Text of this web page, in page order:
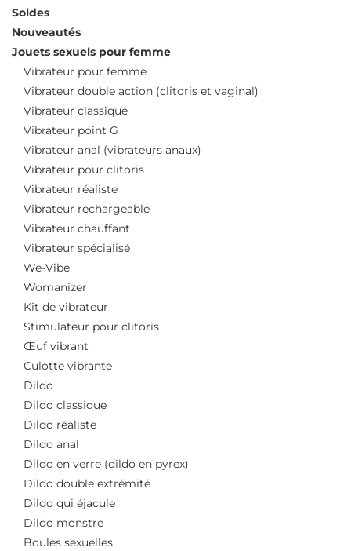
Soldes
Nouveautés
Jouets sexuels pour femme
Vibrateur pour femme
Vibrateur double action (clitoris et vaginal)
Vibrateur classique
Vibrateur point G
Vibrateur anal (vibrateurs anaux)
Vibrateur pour clitoris
Vibrateur réaliste
Vibrateur rechargeable
Vibrateur chauffant
Vibrateur spécialisé
We-Vibe
Womanizer
Kit de vibrateur
Stimulateur pour clitoris
Œuf vibrant
Culotte vibrante
Dildo
Dildo classique
Dildo réaliste
Dildo anal
Dildo en verre (dildo en pyrex)
Dildo double extrémité
Dildo qui éjacule
Dildo monstre
Boules sexuelles